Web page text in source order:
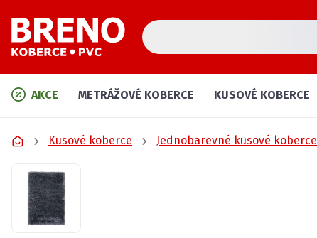
AKCE METRÁŽOVÉ KOBERCE KUSOVÉ KOBERCE
Kusové koberce Jednobarevné kusové koberce